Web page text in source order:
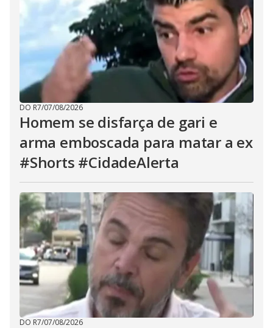
DO R7/07/08/2026
Homem se disfarça de gari e
arma emboscada para matar a ex
#Shorts #CidadeAlerta
DO R7/07/08/2026